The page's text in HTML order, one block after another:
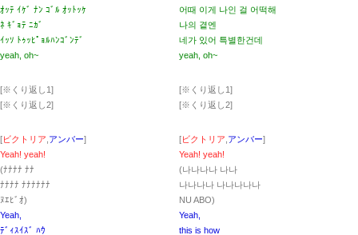
ｵｯﾃ ｲｹﾞ ﾅﾝ ｺﾞﾙ ｵｯﾄｯｹ
ﾈ ｷﾞｮﾃ ﾆｶﾞ
ｲｯｿ ﾄｩｯﾋﾟｮﾙﾊﾝｺﾞﾝﾃﾞ
yeah, oh~
[※くり返し1]
[※くり返し2]
[ビクトリア アンバー]
Yeah! yeah!
(ﾅﾅﾅﾅ ﾅﾅ
ﾅﾅﾅﾅ ﾅﾅﾅﾅﾅﾅ
ﾇｴﾋﾞｵ)
Yeah,
ﾃﾞｨｽｲｽﾞ ﾊｳ
어때 이게 나인 걸 어떡해
나의 곁엔
네가 있어 특별한건데
yeah, oh~
[※くり返し1]
[※くり返し2]
[ビクトリア アンバー]
Yeah! yeah!
(나나나나 나나
나나나나 나나나나나
NU ABO)
Yeah,
this is how